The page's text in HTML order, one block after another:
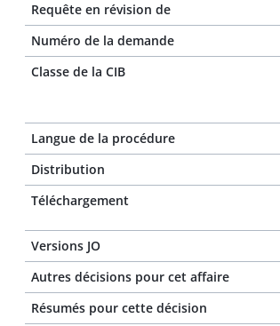
Requête en révision de
Numéro de la demande
Classe de la CIB
Langue de la procédure
Distribution
Téléchargement
Versions JO
Autres décisions pour cet affaire
Résumés pour cette décision